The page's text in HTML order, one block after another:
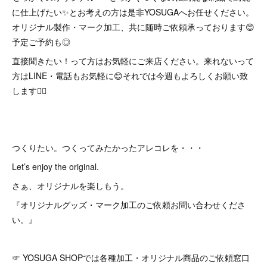
に仕上げたい✨とお考えの方は是非YOSUGAへお任せください。
オリジナル製作・マーク加工、共に随時ご依頼承っております😊
予定ご予約も◎
直接聞きたい！って方はお気軽にご来店ください。来れないって
方はLINE・電話もお気軽に😊それでは今週もよろしくお願い致
します🙇‍♂️
つくりたい。つくってみたかったアレコレを・・・
Let’s enjoy the original.
さぁ、オリジナルを楽しもう。
『オリジナルグッズ・マーク加工のご依頼お問い合わせくださ
い。』
☞ YOSUGA SHOPでは各種加工・オリジナル商品のご依頼窓口